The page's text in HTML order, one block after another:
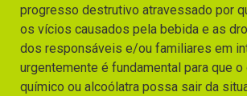
progresso destrutivo atravessado por
os vícios causados pela bebida e as
dos responsáveis e/ou familiares em
urgentemente é fundamental para que
químico ou alcoólatra possa sair da